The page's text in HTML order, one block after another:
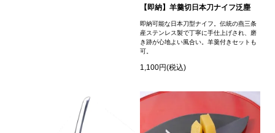
【即納】羊羹切日本刀ナイフ泛塵
即納可能な日本刀型ナイフ。伝統の燕三条
産ステンレス製で丁寧に手仕上げされ、磨
き跡が心地よい風合い。羊羹付きセットも
可。
1,100円(税込)